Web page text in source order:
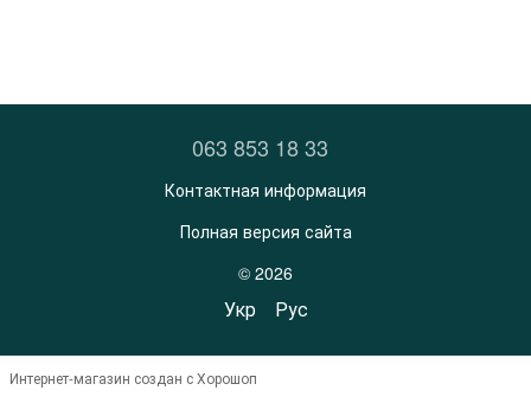
063 853 18 33
Контактная информация
Полная версия сайта
© 2026
Укр Рус
Интернет-магазин создан с Хорошоп